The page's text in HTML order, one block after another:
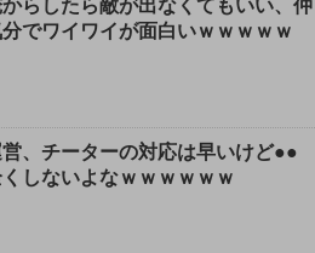
からしたら敵が出なくてもいい、仲
でワイワイが面白いｗｗｗｗｗ
営、チーターの対応は早いけど●●
しないよなｗｗｗｗｗｗ